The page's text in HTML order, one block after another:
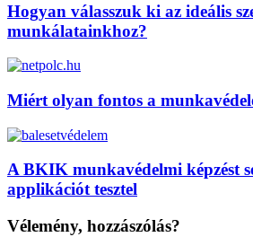
Hogyan válasszuk ki az ideális
munkálatainkhoz?
Miért olyan fontos a
A BKIK munkavédelmi képzést
applikációt tesztel
Vélemény, hozzászólás?